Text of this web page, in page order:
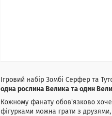
Ігровий набір Зомбі Серфер та
одна рослина Велика та один
Кожному фанату обов'язково
фігурками можна грати з